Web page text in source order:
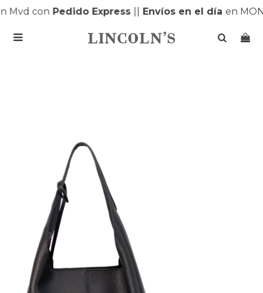
conPedido Express|| Envíos en el díaen
